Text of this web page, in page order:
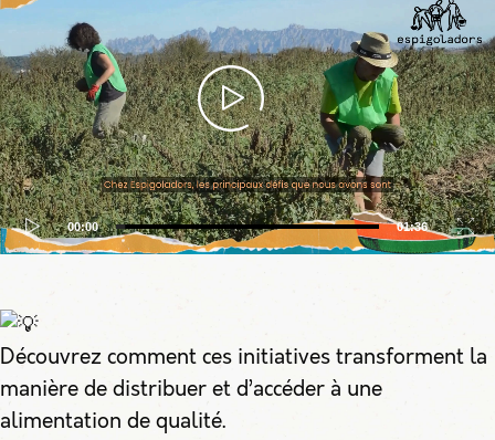
00:00 01:36
Découvrez comment ces initiatives transforment la
manière de distribuer et d’accéder à une
alimentation de qualité.